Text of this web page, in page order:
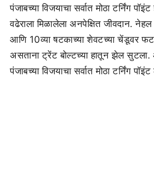
पंजाबच्या विजयाचा सर्वात मोठा टर्निंग
वढेराला मिळालेला अनपेक्षित जीवदान. नेहल
आणि 10व्या षटकाच्या शेवटच्या चेंडूवर
असताना ट्रेंट बोल्टच्या हातून झेल
पंजाबच्या विजयाचा सर्वात मोठा टर्निंग